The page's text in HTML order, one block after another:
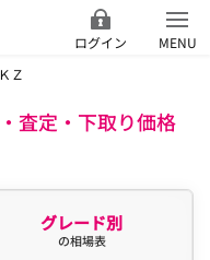
ログイン
MENU
Ｚ
査定・下取り価格
グレード別
の相場表